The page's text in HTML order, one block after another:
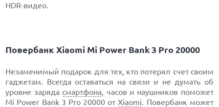
HDR-видео.
Повербанк Xiaomi Mi Power Bank 3 Pro 20000
Незаменимый подарок для тех, кто потерял счет своим
гаджетам. Всегда оставаться на связи и не думать об
уровне заряда смартфона, часов и наушников поможет
Mi Power Bank 3 Pro 20000 отXiaomi. Повербанк может